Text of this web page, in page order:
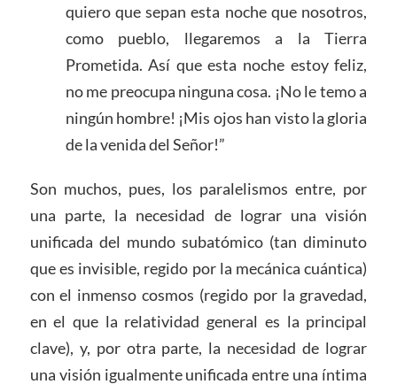
quiero que sepan esta noche que nosotros,
como pueblo, llegaremos a la Tierra
Prometida. Así que esta noche estoy feliz,
no me preocupa ninguna cosa. ¡No le temo a
ningún hombre! ¡Mis ojos han visto la gloria
de la venida del Señor!”
Son muchos, pues, los paralelismos entre, por
una parte, la necesidad de lograr una visión
unificada del mundo subatómico (tan diminuto
que es invisible, regido por la mecánica cuántica)
con el inmenso cosmos (regido por la gravedad,
en el que la relatividad general es la principal
clave), y, por otra parte, la necesidad de lograr
una visión igualmente unificada entre una íntima